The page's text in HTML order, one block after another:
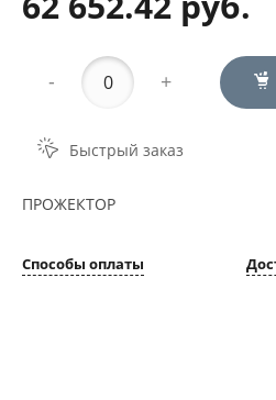
- +
Быстрый заказ
ПРОЖЕКТОР
Способы оплаты